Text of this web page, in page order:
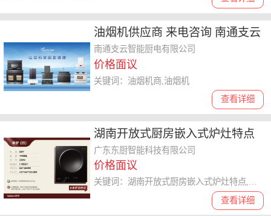
油烟机供应商 来电咨询 南通支云
智能厨电供应
南通支云智能厨电有限公司
价格面议
查看详细
关键词：油烟机商,油烟机
湖南开放式厨房嵌入式炉灶特点
广东东厨智能科技供应
广东东厨智能科技有限公司
价格面议
查看详细
关键词：湖南开放式厨房嵌入式炉灶特点,嵌入式炉灶